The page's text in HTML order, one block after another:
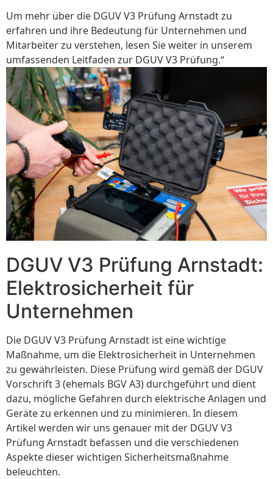
Um mehr über die DGUV V3 Prüfung Arnstadt zu
erfahren und ihre Bedeutung für Unternehmen und
Mitarbeiter zu verstehen, lesen Sie weiter in unserem
umfassenden Leitfaden zur DGUV V3 Prüfung.“
DGUV V3 Prüfung Arnstadt:
Elektrosicherheit für
Unternehmen
Die DGUV V3 Prüfung Arnstadt ist eine wichtige
Maßnahme, um die Elektrosicherheit in Unternehmen
zu gewährleisten. Diese Prüfung wird gemäß der DGUV
Vorschrift 3 (ehemals BGV A3) durchgeführt und dient
dazu, mögliche Gefahren durch elektrische Anlagen und
Geräte zu erkennen und zu minimieren. In diesem
Artikel werden wir uns genauer mit der DGUV V3
Prüfung Arnstadt befassen und die verschiedenen
Aspekte dieser wichtigen Sicherheitsmaßnahme
beleuchten.